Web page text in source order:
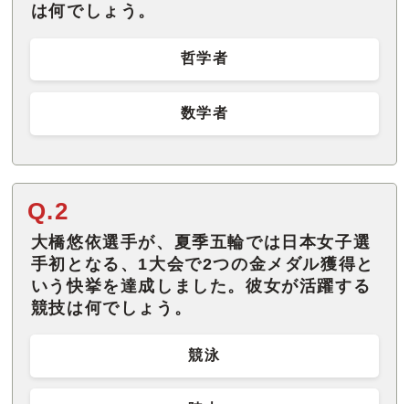
は何でしょう。
哲学者
数学者
Q.2
大橋悠依選手が、夏季五輪では日本女子選
手初となる、1大会で2つの金メダル獲得と
いう快挙を達成しました。彼女が活躍する
競技は何でしょう。
競泳